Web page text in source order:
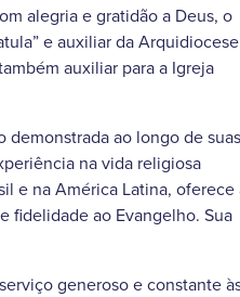
alegria e gratidão a Deus, o
e auxiliar da Arquidiocese
auxiliar para a Igreja
demonstrada ao longo de suas
na vida religiosa
e na América Latina, oferece
fidelidade ao Evangelho. Sua
generoso e constante